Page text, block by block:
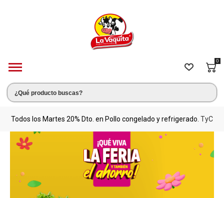
0
Todos los Martes 20% Dto. en Pollo congelado y refrigerado. TyC